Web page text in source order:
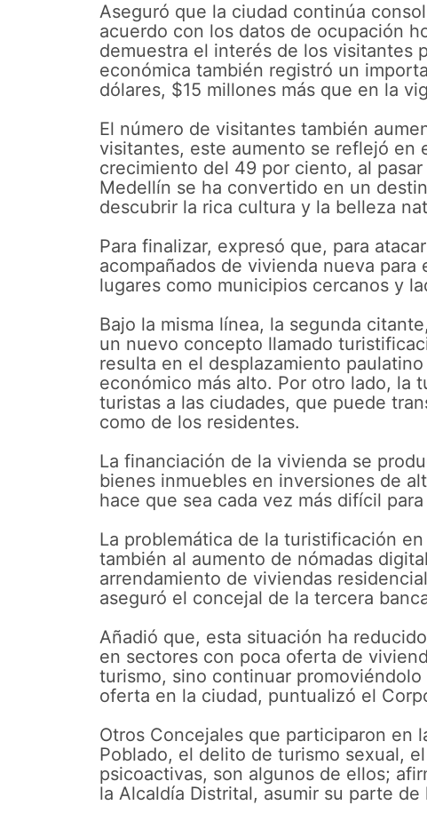
Aseguró que la ciudad continúa
acuerdo con los datos de ocupación
demuestra el interés de los visitantes
económica también registró un
dólares, $15 millones más que en la
El número de visitantes también
visitantes, este aumento se reflejó en
crecimiento del 49 por ciento, al
Medellín se ha convertido en un
descubrir la rica cultura y la belleza
Para finalizar, expresó que, para
acompañados de vivienda nueva
lugares como municipios cercanos y
Bajo la misma línea, la segunda
un nuevo concepto llamado
resulta en el desplazamiento
económico más alto. Por otro lado, la
turistas a las ciudades, que puede
como de los residentes.
La financiación de la vivienda se
bienes inmuebles en inversiones de
hace que sea cada vez más difícil
La problemática de la turistificación
también al aumento de nómadas
arrendamiento de viviendas
aseguró el concejal de la tercera
Añadió que, esta situación ha
en sectores con poca oferta de
turismo, sino continuar
oferta en la ciudad, puntualizó el
Otros Concejales que participaron en
Poblado, el delito de turismo sexual,
psicoactivas, son algunos de ellos;
la Alcaldía Distrital, asumir su parte